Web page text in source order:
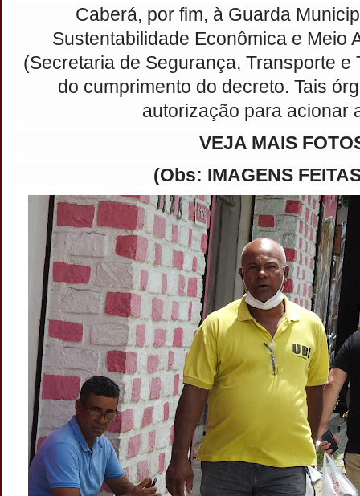
Caberá, por fim, à Guarda
Sustentabilidade Econômica e Meio
(Secretaria de Segurança, Transporte e
do cumprimento do decreto. Tais
autorização para acionar
VEJA MAIS
(Obs: IMAGENS